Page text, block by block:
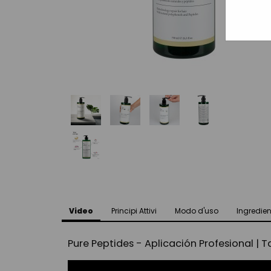
Video Principi Attivi Modo d'uso
Pure Peptides - Aplicación Profesional |